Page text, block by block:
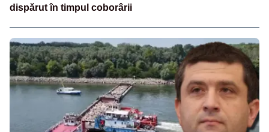
dispărut în timpul coborârii